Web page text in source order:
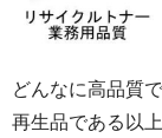
どんなに高品質
再生品である以